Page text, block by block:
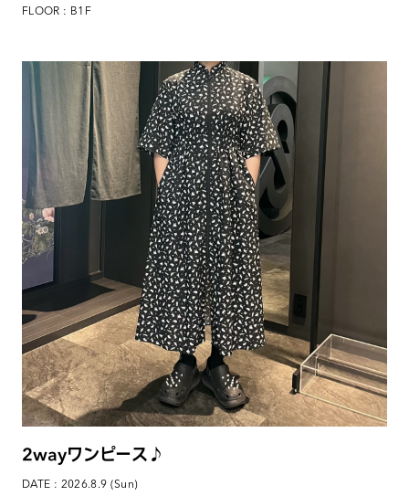
FLOOR : B1F
2wayワンピース♪
DATE : 2026.8.9 (Sun)